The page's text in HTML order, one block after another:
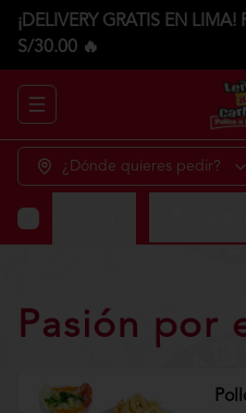
¡DELIVERY GRATIS EN
S/30.00 🔥
Abrir menu de navegación
¿Dónde quieres pedir?
de locura
Pasión por